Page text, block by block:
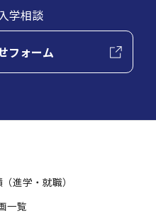
学相談
フォーム
進学・就職）
一覧